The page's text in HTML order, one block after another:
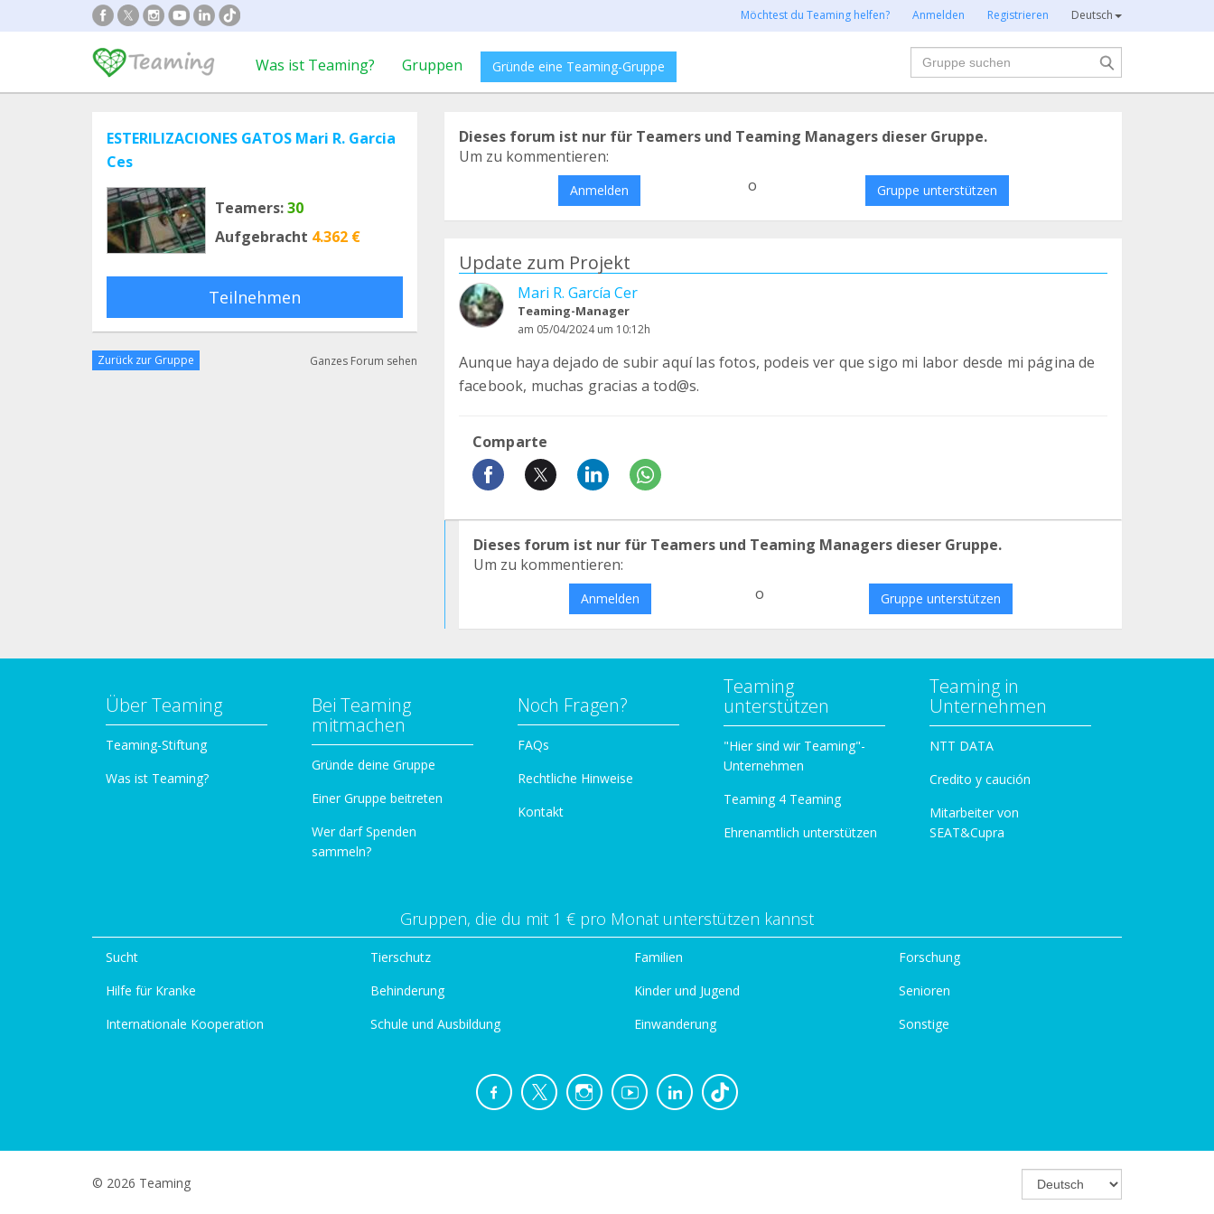
Möchtest du Teaming helfen? Anmelden Registrieren Deutsch
Was ist Teaming? Gruppen Gründe eine Teaming-Gruppe
Suche
ESTERILIZACIONES GATOS Mari R. Garcia
Ces
Teamers:30
Aufgebracht 4.362 €
Teilnehmen
Zurück zur Gruppe Ganzes Forum sehen
Dieses forum ist nur für Teamers und Teaming Managers dieser Gruppe.
Um zu kommentieren:
Anmelden o Gruppe unterstützen
Update zum Projekt
Mari R. García Cer
Teaming-Manager
am 05/04/2024 um 10:12h
Aunque haya dejado de subir aquí las fotos, podeis ver que sigo mi labor desde mi página de
facebook, muchas gracias a tod@s.
Comparte
Dieses forum ist nur für Teamers und Teaming Managers dieser Gruppe.
Um zu kommentieren:
Anmelden o Gruppe unterstützen
Über Teaming
Teaming-Stiftung
Was ist Teaming?
Bei Teaming
mitmachen
Gründe deine Gruppe
Einer Gruppe beitreten
Wer darf Spenden
sammeln?
Noch Fragen?
FAQs
Rechtliche Hinweise
Kontakt
Teaming
unterstützen
"Hier sind wir Teaming"-
Unternehmen
Teaming 4 Teaming
Ehrenamtlich unterstützen
Teaming in
Unternehmen
NTT DATA
Credito y caución
Mitarbeiter von
SEAT&Cupra
Gruppen, die du mit 1 € pro Monat unterstützen kannst
Sucht
Hilfe für Kranke
Internationale Kooperation
Tierschutz
Behinderung
Schule und Ausbildung
Familien
Kinder und Jugend
Einwanderung
Forschung
Senioren
Sonstige
© 2026 Teaming